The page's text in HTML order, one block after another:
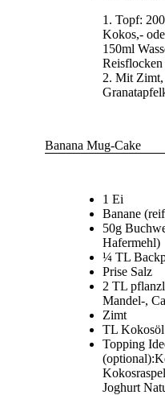
Topf:
Kokos,-
150ml
Mit Zimt,
Banana Mug-Cake
1 Ei
Banane
50g
Hafermehl)
¼ TL
Prise Salz
2 TL
Mandel-,
Zimt
TL Kokosöl
Topping
Joghurt